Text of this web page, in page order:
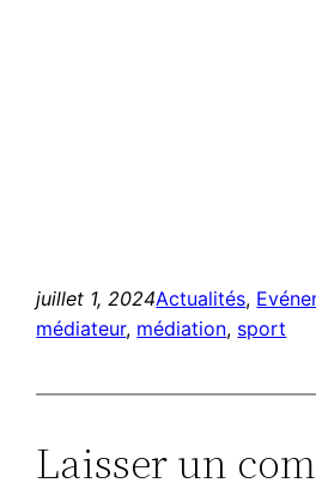
juillet 1, 2024Actualités,
médiateur, médiation, sport
Laisser un